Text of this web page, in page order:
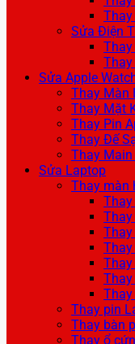
Sửa Điện
Sửa Apple
Thay Màn
Thay Mặt
Thay Pin
Thay Đế
Thay Main
Sửa Laptop
Thay màn
Thay pin
Thay bàn
Thay ổ